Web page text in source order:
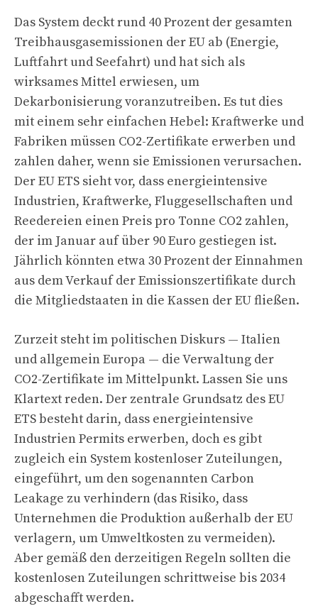
Das System deckt rund 40 Prozent der gesamten
Treibhausgasemissionen der EU ab (Energie,
Luftfahrt und Seefahrt) und hat sich als
wirksames Mittel erwiesen, um
Dekarbonisierung voranzutreiben. Es tut dies
mit einem sehr einfachen Hebel: Kraftwerke und
Fabriken müssen CO2-Zertifikate erwerben und
zahlen daher, wenn sie Emissionen verursachen.
Der EU ETS sieht vor, dass energieintensive
Industrien, Kraftwerke, Fluggesellschaften und
Reedereien einen Preis pro Tonne CO2 zahlen,
der im Januar auf über 90 Euro gestiegen ist.
Jährlich könnten etwa 30 Prozent der Einnahmen
aus dem Verkauf der Emissionszertifikate durch
die Mitgliedstaaten in die Kassen der EU fließen.
Zurzeit steht im politischen Diskurs — Italien
und allgemein Europa — die Verwaltung der
CO2-Zertifikate im Mittelpunkt. Lassen Sie uns
Klartext reden. Der zentrale Grundsatz des EU
ETS besteht darin, dass energieintensive
Industrien Permits erwerben, doch es gibt
zugleich ein System kostenloser Zuteilungen,
eingeführt, um den sogenannten Carbon
Leakage zu verhindern (das Risiko, dass
Unternehmen die Produktion außerhalb der EU
verlagern, um Umweltkosten zu vermeiden).
Aber gemäß den derzeitigen Regeln sollten die
kostenlosen Zuteilungen schrittweise bis 2034
abgeschafft werden.